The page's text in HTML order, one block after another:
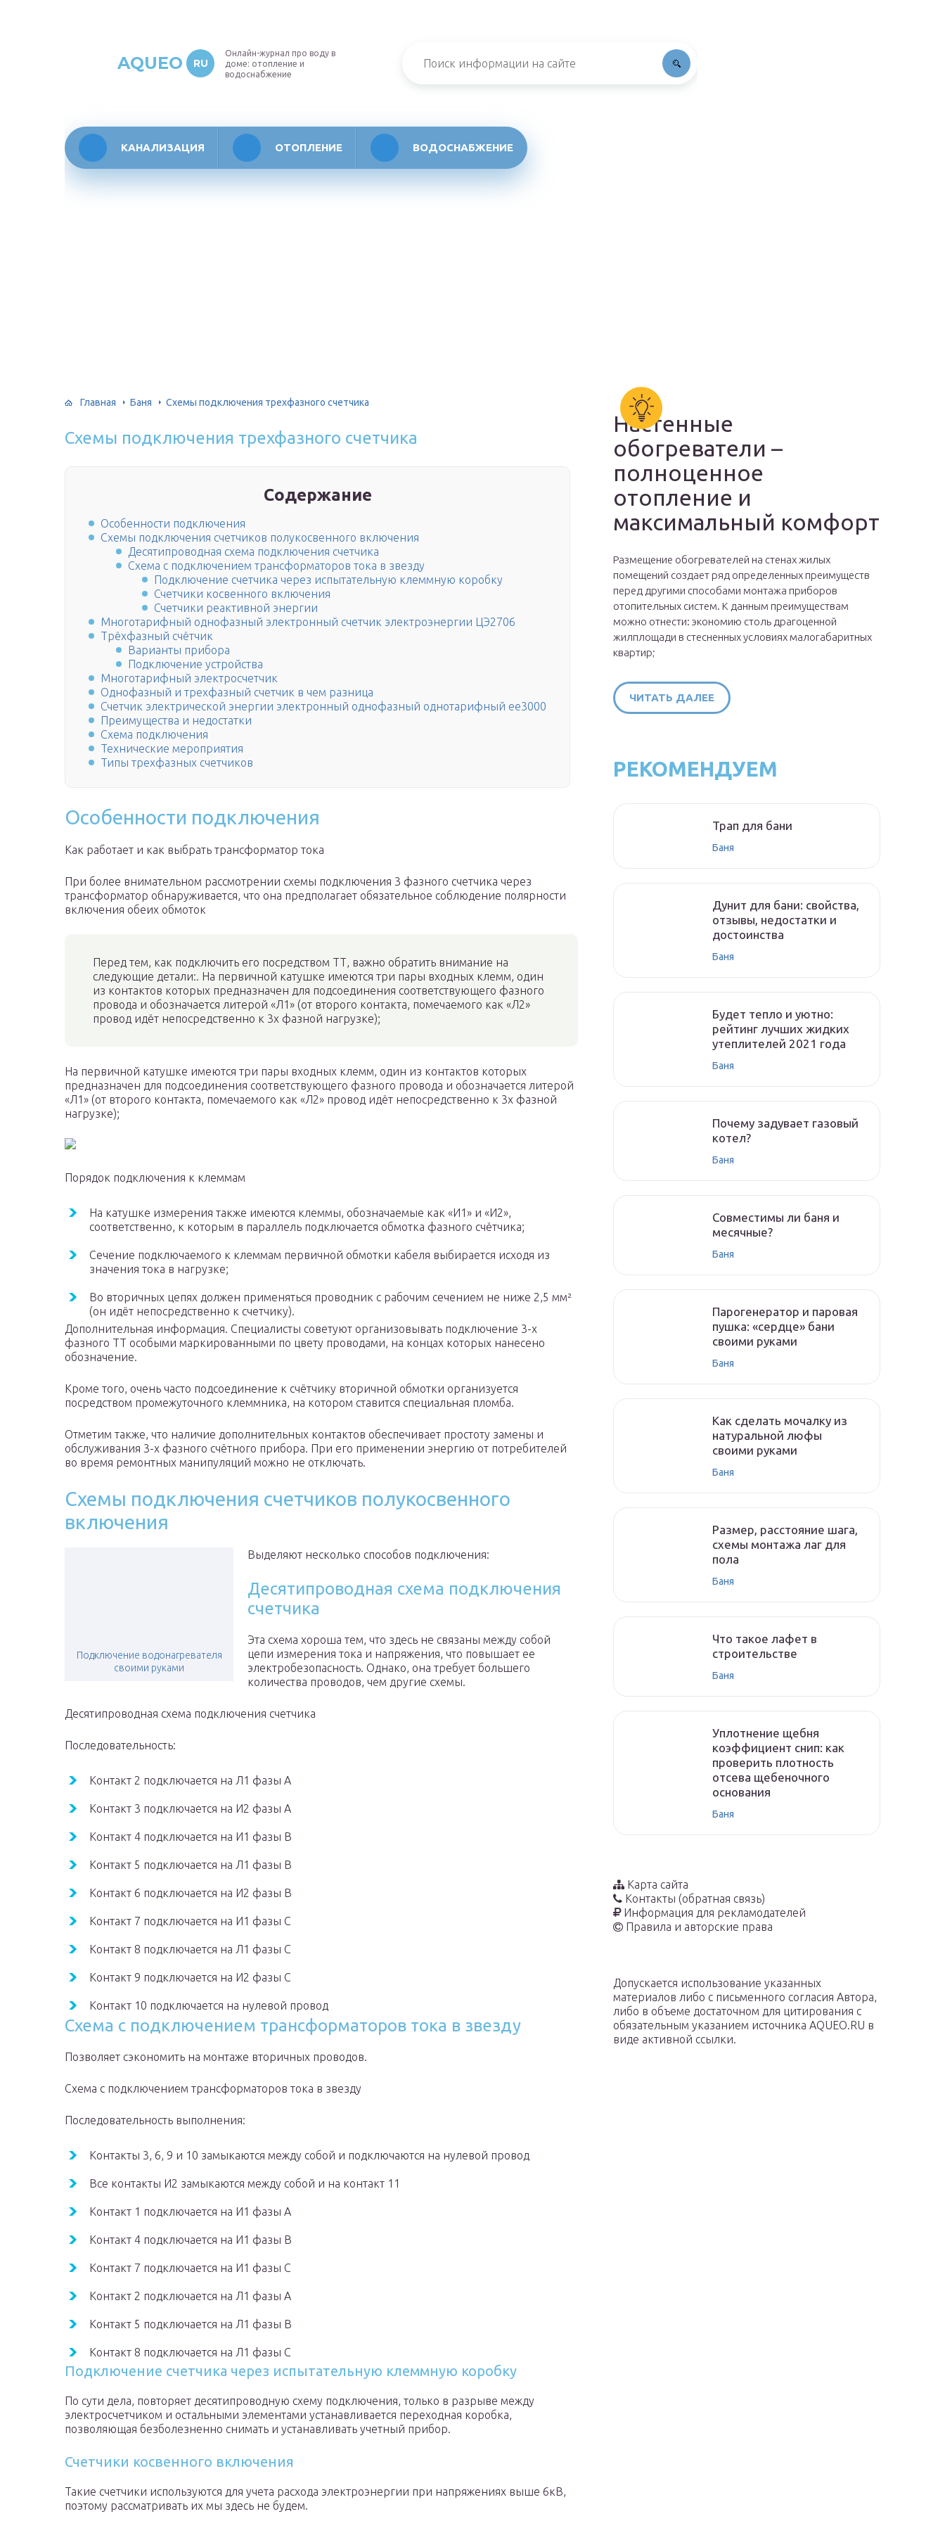
AQUEO RU
Онлайн-журнал про воду в
доме: отопление и
водоснабжение
КАНАЛИЗАЦИЯ ОТОПЛЕНИЕ ВОДОСНАБЖЕНИЕ
Главная Баня Схемы подключения трехфазного счетчика
Схемы подключения трехфазного счетчика
Содержание
Особенности подключения
Схемы подключения счетчиков полукосвенного включения
Десятипроводная схема подключения счетчика
Схема с подключением трансформаторов тока в звезду
Подключение счетчика через испытательную клеммную коробку
Счетчики косвенного включения
Счетчики реактивной энергии
Многотарифный однофазный электронный счетчик электроэнергии ЦЭ2706
Трёхфазный счётчик
Варианты прибора
Подключение устройства
Многотарифный электросчетчик
Однофазный и трехфазный счетчик в чем разница
Счетчик электрической энергии электронный однофазный однотарифный ее3000
Преимущества и недостатки
Схема подключения
Технические мероприятия
Типы трехфазных счетчиков
Особенности подключения
Как работает и как выбрать трансформатор тока
При более внимательном рассмотрении схемы подключения 3 фазного счетчика через
трансформатор обнаруживается, что она предполагает обязательное соблюдение полярности
включения обеих обмоток
Перед тем, как подключить его посредством ТТ, важно обратить внимание на
следующие детали:. На первичной катушке имеются три пары входных клемм, один
из контактов которых предназначен для подсоединения соответствующего фазного
провода и обозначается литерой «Л1» (от второго контакта, помечаемого как «Л2»
провод идёт непосредственно к 3х фазной нагрузке);
На первичной катушке имеются три пары входных клемм, один из контактов которых
предназначен для подсоединения соответствующего фазного провода и обозначается литерой
«Л1» (от второго контакта, помечаемого как «Л2» провод идёт непосредственно к 3х фазной
нагрузке);
Порядок подключения к клеммам
На катушке измерения также имеются клеммы, обозначаемые как «И1» и «И2»,
соответственно, к которым в параллель подключается обмотка фазного счётчика;
Сечение подключаемого к клеммам первичной обмотки кабеля выбирается исходя из
значения тока в нагрузке;
Во вторичных цепях должен применяться проводник с рабочим сечением не ниже 2,5 мм²
(он идёт непосредственно к счетчику).
Дополнительная информация. Специалисты советуют организовывать подключение 3-х
фазного ТТ особыми маркированными по цвету проводами, на концах которых нанесено
обозначение.
Кроме того, очень часто подсоединение к счётчику вторичной обмотки организуется
посредством промежуточного клеммника, на котором ставится специальная пломба.
Отметим также, что наличие дополнительных контактов обеспечивает простоту замены и
обслуживания 3-х фазного счётного прибора. При его применении энергию от потребителей
во время ремонтных манипуляций можно не отключать.
Схемы подключения счетчиков полукосвенного
включения
Подключение водонагревателя
своими руками
Выделяют несколько способов подключения:
Десятипроводная схема подключения
счетчика
Эта схема хороша тем, что здесь не связаны между собой
цепи измерения тока и напряжения, что повышает ее
электробезопасность. Однако, она требует большего
количества проводов, чем другие схемы.
Десятипроводная схема подключения счетчика
Последовательность:
Контакт 2 подключается на Л1 фазы А
Контакт 3 подключается на И2 фазы А
Контакт 4 подключается на И1 фазы В
Контакт 5 подключается на Л1 фазы В
Контакт 6 подключается на И2 фазы В
Контакт 7 подключается на И1 фазы С
Контакт 8 подключается на Л1 фазы С
Контакт 9 подключается на И2 фазы С
Контакт 10 подключается на нулевой провод
Схема с подключением трансформаторов тока в звезду
Позволяет сэкономить на монтаже вторичных проводов.
Схема с подключением трансформаторов тока в звезду
Последовательность выполнения:
Контакты 3, 6, 9 и 10 замыкаются между собой и подключаются на нулевой провод
Все контакты И2 замыкаются между собой и на контакт 11
Контакт 1 подключается на И1 фазы А
Контакт 4 подключается на И1 фазы В
Контакт 7 подключается на И1 фазы С
Контакт 2 подключается на Л1 фазы А
Контакт 5 подключается на Л1 фазы В
Контакт 8 подключается на Л1 фазы С
Подключение счетчика через испытательную клеммную коробку
По сути дела, повторяет десятипроводную схему подключения, только в разрыве между
электросчетчиком и остальными элементами устанавливается переходная коробка,
позволяющая безболезненно снимать и устанавливать учетный прибор.
Счетчики косвенного включения
Такие счетчики используются для учета расхода электроэнергии при напряжениях выше 6кВ,
поэтому рассматривать их мы здесь не будем.
Настенные
обогреватели –
полноценное
отопление и
максимальный комфорт
Размещение обогревателей на стенах жилых
помещений создает ряд определенных преимуществ
перед другими способами монтажа приборов
отопительных систем. К данным преимуществам
можно отнести: экономию столь драгоценной
жилплощади в стесненных условиях малогабаритных
квартир;
ЧИТАТЬ ДАЛЕЕ
РЕКОМЕНДУЕМ
Трап для бани
Баня
Дунит для бани: свойства,
отзывы, недостатки и
достоинства
Баня
Будет тепло и уютно:
рейтинг лучших жидких
утеплителей 2021 года
Баня
Почему задувает газовый
котел?
Баня
Совместимы ли баня и
месячные?
Баня
Парогенератор и паровая
пушка: «сердце» бани
своими руками
Баня
Как сделать мочалку из
натуральной люфы
своими руками
Баня
Размер, расстояние шага,
схемы монтажа лаг для
пола
Баня
Что такое лафет в
строительстве
Баня
Уплотнение щебня
коэффициент снип: как
проверить плотность
отсева щебеночного
основания
Баня
Карта сайта
Контакты (обратная связь)
Информация для рекламодателей
Правила и авторские права
Допускается использование указанных
материалов либо с письменного согласия Автора,
либо в объеме достаточном для цитирования с
обязательным указанием источника AQUEO.RU в
виде активной ссылки.